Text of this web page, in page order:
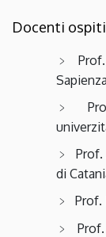
Docenti
Prof.
di
Prof.